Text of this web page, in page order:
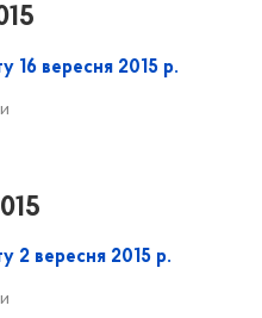
16 вересня 2015 р.
2 вересня 2015 р.